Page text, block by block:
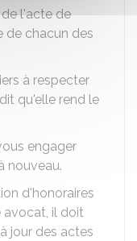
l'acte de
de chacun des
à respecter
qu'elle rend le
engager
nouveau.
d'honoraires
avocat, il doit
jour des actes